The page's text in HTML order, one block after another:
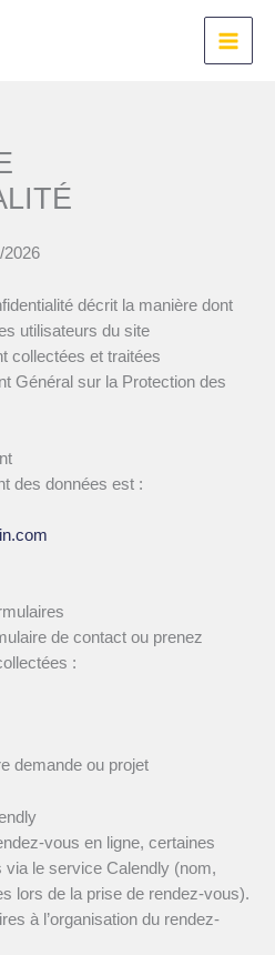
2026
décrit la manière dont
utilisateurs du site
collectées et traitées
Général sur la Protection des
des données est :
de contact ou prenez
:
demande ou projet
vous en ligne, certaines
le service Calendly (nom,
lors de la prise de rendez-vous).
à l’organisation du rendez-